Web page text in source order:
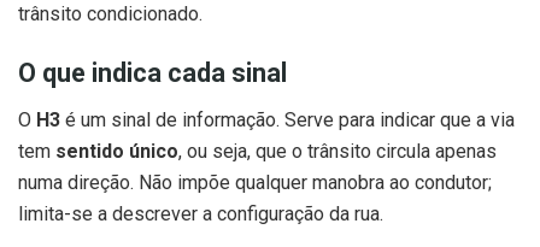
trânsito condicionado.
O que indica cada sinal
O H3 é um sinal de informação. Serve para indicar que a via
tem sentido único, ou seja, que o trânsito circula apenas
numa direção. Não impõe qualquer manobra ao condutor;
limita-se a descrever a configuração da rua.